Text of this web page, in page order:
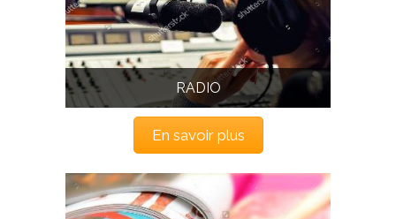
RADIO
En savoir plus